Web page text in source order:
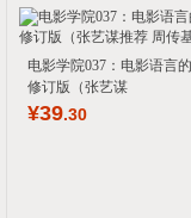
电影学院037：电影语言
修订版（张艺谋
¥39.30